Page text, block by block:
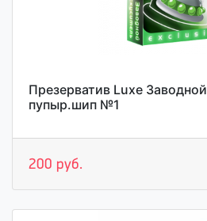
Презерватив Luxe
пупыр.шип №1
200 руб.